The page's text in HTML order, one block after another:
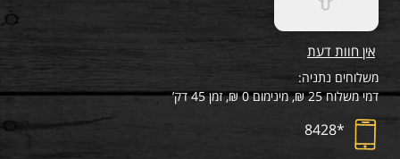
אין חוות דעת
משלוחים נתניה:
דמי משלוח 25 ₪, מינימום 0 ₪, זמן 45 דק’
*8428